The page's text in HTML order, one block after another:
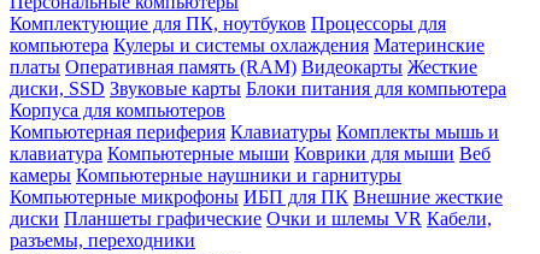
Комплектующие для ПК, ноутбуков Процессоры для
компьютера Кулеры и системы охлаждения Материнские
платы Оперативная память (RAM) Видеокарты Жесткие
диски, SSD Звуковые карты Блоки питания для компьютера
Корпуса для компьютеров
Компьютерная периферия Клавиатуры Комплекты мышь и
клавиатура Компьютерные мыши Коврики для мыши Веб
камеры Компьютерные наушники и гарнитуры
Компьютерные микрофоны ИБП для ПК Внешние жесткие
диски Планшеты графические Очки и шлемы VR Кабели,
разъемы, переходники